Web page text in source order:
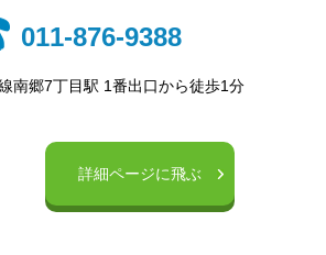
011-876-9388
南郷7丁目駅 1番出口から徒歩1分
詳細ページに飛ぶ